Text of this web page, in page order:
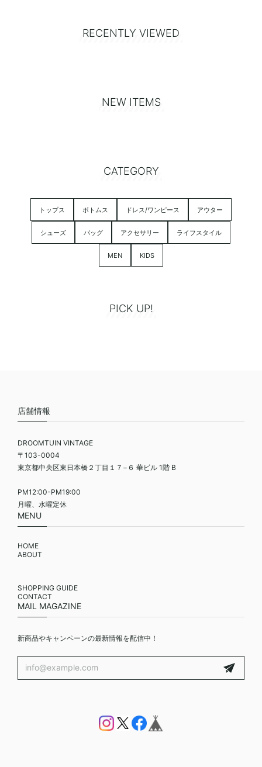
RECENTLY VIEWED
NEW ITEMS
CATEGORY
トップス ボトムス ドレス/ワンピース アウター
シューズ バッグ アクセサリー ライフスタイル
MEN KIDS
PICK UP!
店舗情報
DROOMTUIN VINTAGE
〒103-0004
東京都中央区東日本橋２丁目１７−６ 華ビル 1階 B
PM12:00-PM19:00
月曜、水曜定休
MENU
HOME
ABOUT
SHOPPING GUIDE
CONTACT
MAIL MAGAZINE
新商品やキャンペーンの最新情報を配信中！